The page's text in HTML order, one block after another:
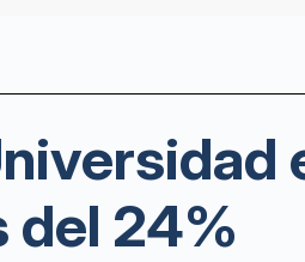
del 24%